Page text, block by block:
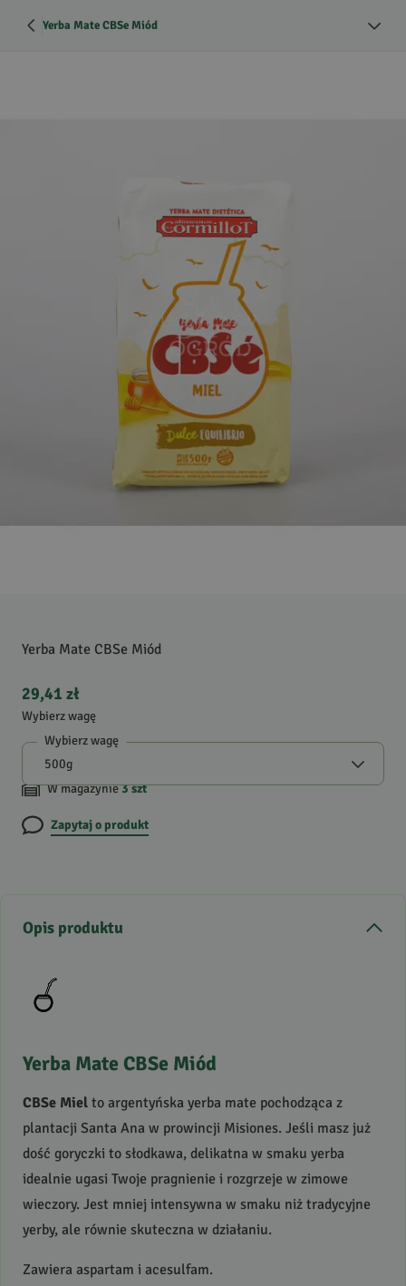
Yerba Mate CBSe Miód
Yerba Mate CBSe Miód
29,41 zł
Wybierz wagę
Wybierz wagę
W magazynie3szt
Zapytaj o produkt
Opis produktu
Yerba Mate CBSe Miód
CBSe Miel to argentyńska yerba mate pochodząca z
plantacji Santa Ana w prowincji Misiones. Jeśli masz już
dość goryczki to słodkawa, delikatna w smaku yerba
idealnie ugasi Twoje pragnienie i rozgrzeje w zimowe
wieczory. Jest mniej intensywna w smaku niż tradycyjne
yerby, ale równie skuteczna w działaniu.
Zawiera aspartam i acesulfam.